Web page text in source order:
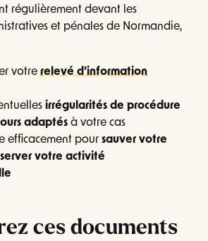
régulièrement devant les
et pénales de Normandie,
votre relevé d’information
irrégularités de procédure
adaptés à votre cas
efficacement pour sauver votre
votre activité
ces documents